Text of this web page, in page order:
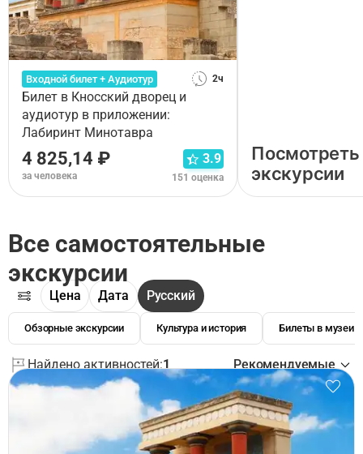
Входной билет + Аудиотур 2ч
Билет в Кносский дворец и
аудиотур в приложении:
Лабиринт Минотавра
4 825,14 ₽
за человека
3.9
151 оценка
Посмотреть
экскурсии
Все самостоятельные
экскурсии
Цена Дата Русский
Обзорные экскурсии Культура и история Билеты в музеи
Найдено активностей:1 Рекомендуемые